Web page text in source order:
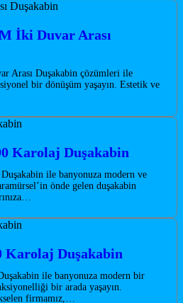
İki Duvar Arası
Arası Duşakabin çözümleri ile
bir dönüşüm yaşayın. Estetik ve
Karolaj Duşakabin
ile banyonuza modern ve
önde gelen duşakabin
Karolaj Duşakabin
ile banyonuza modern bir
bir arada yaşayın.
firmamız,…